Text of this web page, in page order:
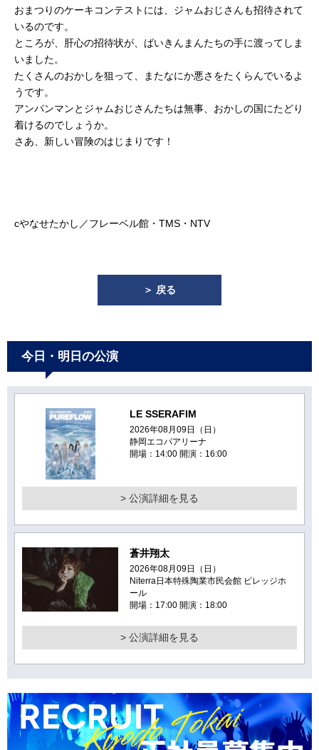
おまつりのケーキコンテストには、ジャムおじさんも招待されて
いるのです。
ところが、肝心の招待状が、ばいきんまんたちの手に渡ってしま
いました。
たくさんのおかしを狙って、またなにか悪さをたくらんでいるよ
うです。
アンパンマンとジャムおじさんたちは無事、おかしの国にたどり
着けるのでしょうか。
さあ、新しい冒険のはじまりです！
cやなせたかし／フレーベル館・TMS・NTV
＞ 戻る
今日・明日の公演
LE SSERAFIM
2026年08月09日（日）
静岡エコパアリーナ
開場：14:00 開演：16:00
> 公演詳細を見る
蒼井翔太
2026年08月09日（日）
Niterra日本特殊陶業市民会館 ビレッジホ
ール
開場：17:00 開演：18:00
> 公演詳細を見る